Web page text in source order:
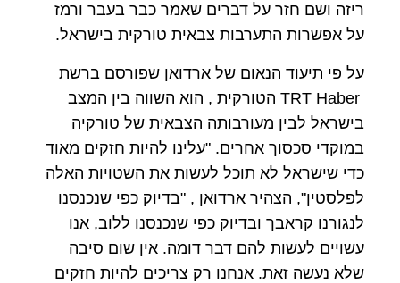
ריזה ושם חזר על דברים שאמר כבר בעבר ורמז
על אפשרות התערבות צבאית טורקית בישראל.
על פי תיעוד הנאום של ארדואן שפורסם ברשת
TRT Haber הטורקית , הוא השווה בין המצב
בישראל לבין מעורבותה הצבאית של טורקיה
במוקדי סכסוך אחרים. "עלינו להיות חזקים מאוד
כדי שישראל לא תוכל לעשות את השטויות האלה
לפלסטין", הצהיר ארדואן , "בדיוק כפי שנכנסנו
לנגורנו קראבך ובדיוק כפי שנכנסנו ללוב, אנו
עשויים לעשות להם דבר דומה. אין שום סיבה
שלא נעשה זאת. אנחנו רק צריכים להיות חזקים